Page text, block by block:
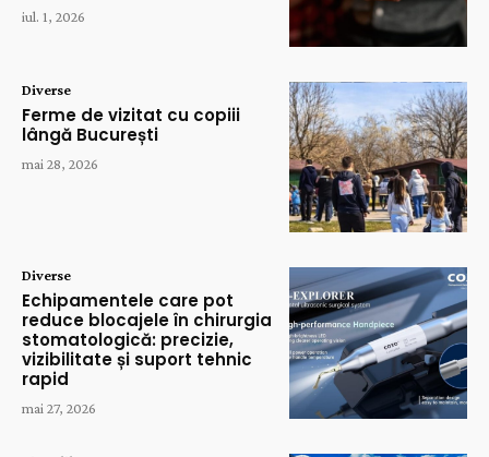
iul. 1, 2026
Diverse
Ferme de vizitat cu copiii
lângă București
mai 28, 2026
Diverse
Echipamentele care pot
reduce blocajele în chirurgia
stomatologică: precizie,
vizibilitate și suport tehnic
rapid
mai 27, 2026